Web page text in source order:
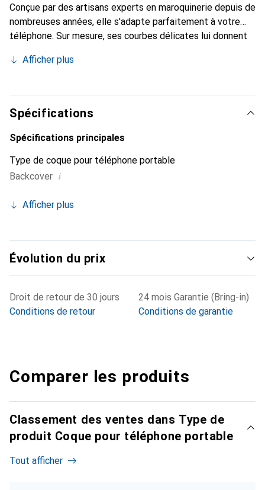
Conçue par des artisans experts en maroquinerie depuis de
nombreuses années, elle s'adapte parfaitement à votre
téléphone. Sur mesure, ses courbes délicates lui donnent
chic et essentiel de votre smartphone. Reconnaître
marque Noreve est un choix sûr pour une clientèle
exigeante.
Afficher plus
Spécifications
Spécifications principales
Type de coque pour téléphone portable
Backcover i
Afficher plus
Évolution du prix
Droit de retour de 30 jours
Conditions de retour
24 mois Garantie (Bring-in)
Conditions de garantie
Comparer les produits
Classement des ventes dans Type de
produit Coque pour téléphone portable
Tout afficher